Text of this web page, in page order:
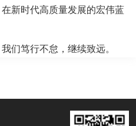
新时代高质量发展的宏伟蓝
们笃行不怠，继续致远。